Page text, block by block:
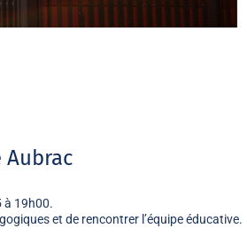
Aubrac
à 19h00.
et de rencontrer l’équipe éducative.